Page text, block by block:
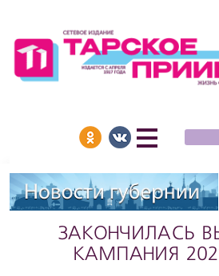
ЗАКОНЧИЛАСЬ
КАМПАНИЯ